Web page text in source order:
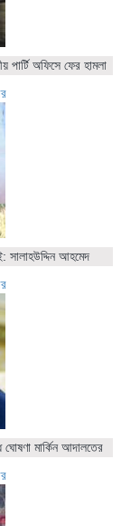
অফিসে ফের হামলা
সালাহউদ্দিন আহমেদ
মার্কিন আদালতের